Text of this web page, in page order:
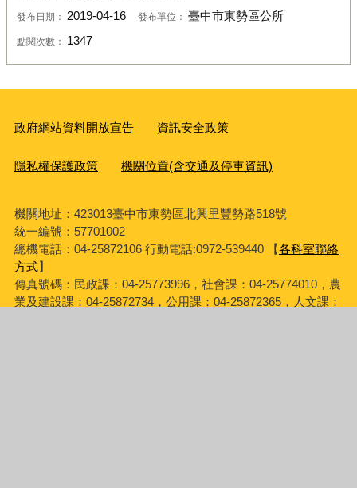
發布日期： 2019-04-16 發布單位： 臺中市東勢區公所
點閱次數： 1347
政府網站資料開放宣告 資訊安全政策
隱私權保護政策 機關位置(含交通及停車資訊)
機關地址：423013臺中市東勢區北興里豐勢路518號
統一編號：57701002
總機電話：04-25872106 行動電話:0972-539440 【各科室聯絡
方式】
傳真號碼：民政課：04-25773996，社會課：04-25774010，農
業及建設課：04-25872734，公用課：04-25872365，人文課：